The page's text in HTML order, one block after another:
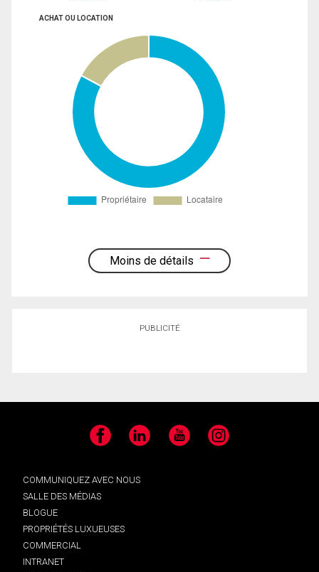
ACHAT OU LOCATION
Moins de détails
PUBLICITÉ
Facebook LinkedIn YouTube Instagram
COMMUNIQUEZ AVEC NOUS
SALLE DES MÉDIAS
BLOGUE
PROPRIÉTÉS LUXUEUSES
COMMERCIAL
INTRANET